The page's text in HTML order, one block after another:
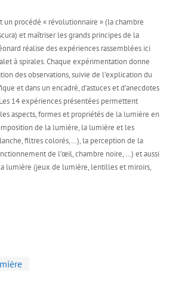
un procédé « révolutionnaire » (la chambre
et maîtriser les grands principes de la
réalise des expériences rassemblées ici
à spirales. Chaque expérimentation donne
des observations, suivie de l’explication du
et dans un encadré, d’astuces et d’anecdotes
14 expériences présentées permettent
aspects, formes et propriétés de la lumière en
de la lumière, la lumière et les
filtres colorés,…), la perception de la
de l’œil, chambre noire, …) et aussi
lumière (jeux de lumière, lentilles et miroirs,